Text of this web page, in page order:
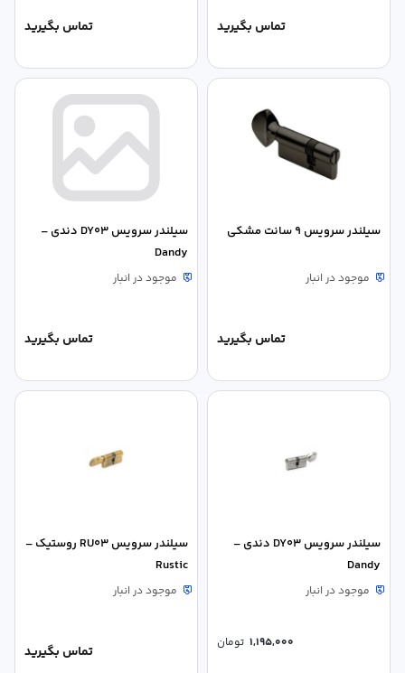
تماس بگیرید تماس بگیرید
سیلندر سرویس ۹ سانت مشکی
موجود در انبار
تماس بگیرید
سیلندر سرویس DY03 دندی –
Dandy
موجود در انبار
تماس بگیرید
سیلندر سرویس DY03 دندی –
Dandy
موجود در انبار
1,195,000 تومان
سیلندر سرویس RU03 روستیک –
Rustic
موجود در انبار
تماس بگیرید